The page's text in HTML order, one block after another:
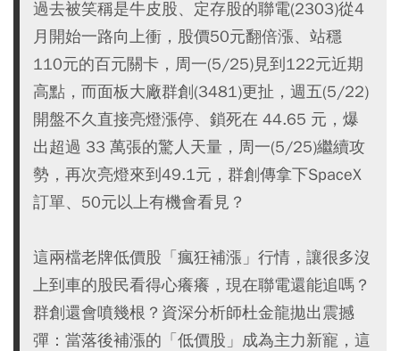
過去被笑稱是牛皮股、定存股的聯電(2303)從4
月開始一路向上衝，股價50元翻倍漲、站穩
110元的百元關卡，周一(5/25)見到122元近期
高點，而面板大廠群創(3481)更扯，週五(5/22)
開盤不久直接亮燈漲停、鎖死在 44.65 元，爆
出超過 33 萬張的驚人天量，周一(5/25)繼續攻
勢，再次亮燈來到49.1元，群創傳拿下SpaceX
訂單、50元以上有機會看見？
這兩檔老牌低價股「瘋狂補漲」行情，讓很多沒
上到車的股民看得心癢癢，現在聯電還能追嗎？
群創還會噴幾根？資深分析師杜金龍拋出震撼
彈：當落後補漲的「低價股」成為主力新寵，這